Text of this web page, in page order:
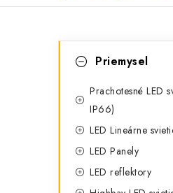
kategóriePriemysel
Prachotesné LED
IP66)
LED Lineárne
LED Panely
LED reflektory